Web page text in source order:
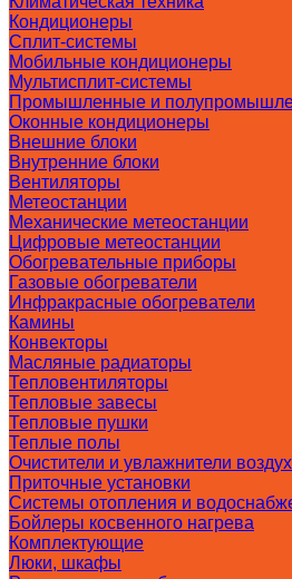
Кондиционеры
Сплит-системы
Мобильные кондиционеры
Мультисплит-системы
Промышленные и
Оконные кондиционеры
Внешние блоки
Внутренние блоки
Вентиляторы
Метеостанции
Механические метеостанции
Цифровые метеостанции
Обогревательные приборы
Газовые обогреватели
Инфракрасные обогреватели
Камины
Конвекторы
Масляные радиаторы
Тепловентиляторы
Тепловые завесы
Тепловые пушки
Теплые полы
Очистители и увлажнители
Приточные установки
Системы отопления и
Бойлеры косвенного нагрева
Комплектующие
Люки, шкафы